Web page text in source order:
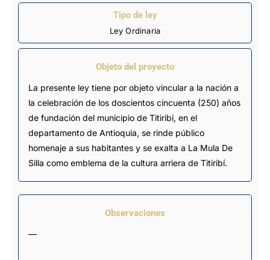
Tipo de ley
Ley Ordinaria
Objeto del proyecto
La presente ley tiene por objeto vincular a la nación a
la celebración de los doscientos cincuenta (250) años
de fundación del municipio de Titiribi, en el
departamento de Antioquia, se rinde público
homenaje a sus habitantes y se exalta a La Mula De
Silla como emblema de la cultura arriera de Titiribí.
Observaciones
—